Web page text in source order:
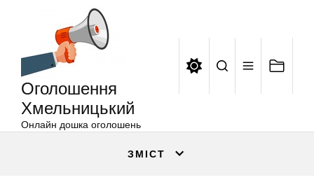
Оголошення
Хмельницький
Онлайн дошка оголошень
ЗМІСТ